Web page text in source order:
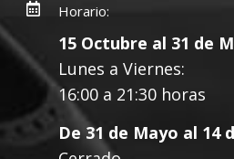
Horario:
15 Octubre al 31 de
Lunes a Viernes:
16:00 a 21:30 horas
De 31 de Mayo al 14